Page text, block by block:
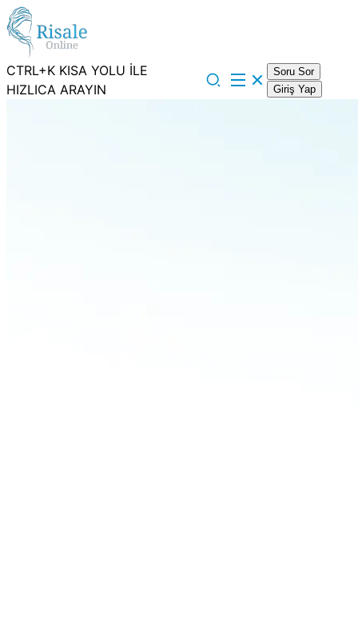
CTRL+K KISA YOLU İLE
HIZLICA ARAYIN
Soru Sor
Giriş Yap